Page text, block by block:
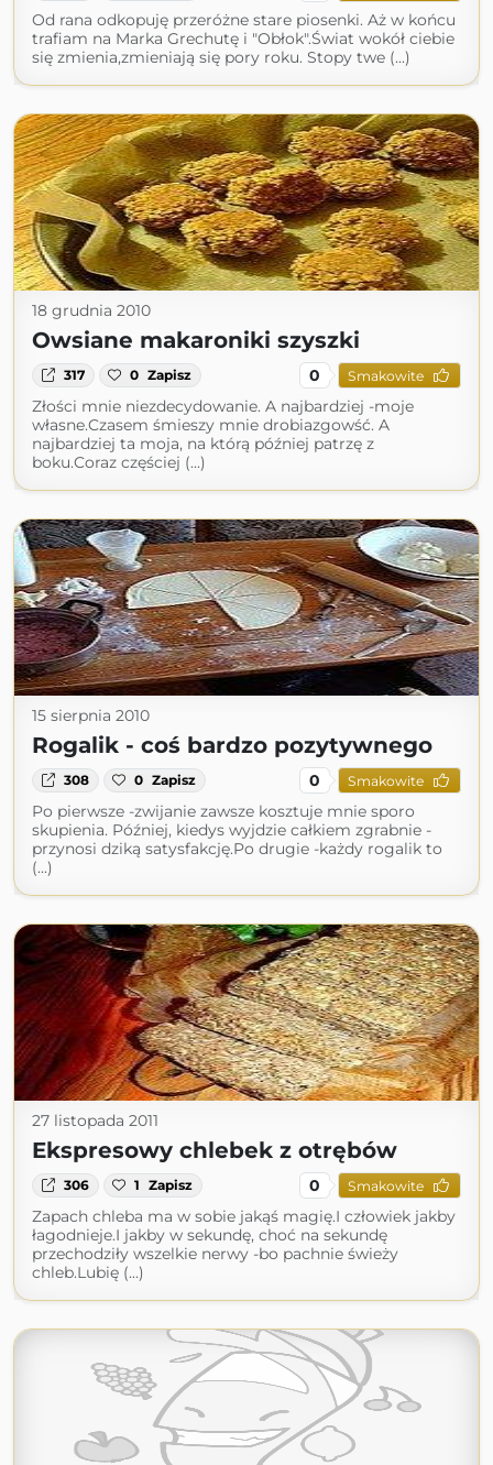
Od rana odkopuję przeróżne stare piosenki. Aż w końcu
trafiam na Marka Grechutę i "Obłok".Świat wokół ciebie
się zmienia,zmieniają się pory roku. Stopy twe (...)
18 grudnia 2010
Owsiane makaroniki szyszki
317 0 Zapisz 0 Smakowite
Złości mnie niezdecydowanie. A najbardziej -moje
własne.Czasem śmieszy mnie drobiazgowść. A
najbardziej ta moja, na którą później patrzę z
boku.Coraz częściej (...)
15 sierpnia 2010
Rogalik - coś bardzo pozytywnego
308 0 Zapisz 0 Smakowite
Po pierwsze -zwijanie zawsze kosztuje mnie sporo
skupienia. Później, kiedys wyjdzie całkiem zgrabnie -
przynosi dziką satysfakcję.Po drugie -każdy rogalik to
(...)
27 listopada 2011
Ekspresowy chlebek z otrębów
306 1 Zapisz 0 Smakowite
Zapach chleba ma w sobie jakąś magię.I człowiek jakby
łagodnieje.I jakby w sekundę, choć na sekundę
przechodziły wszelkie nerwy -bo pachnie świeży
chleb.Lubię (...)